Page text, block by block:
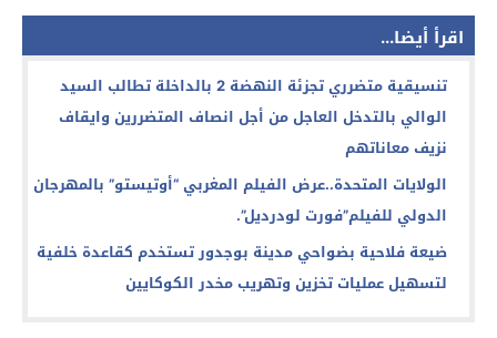
اقرأ أيضا...
تنسيقية متضرري تجزئة النهضة 2 بالداخلة تطالب السيد
الوالي بالتدخل العاجل من أجل انصاف المتضررين وايقاف
نزيف معاناتهم
الولايات المتحدة..عرض الفيلم المغربي “أوتيستو” بالمهرجان
الدولي للفيلم”فورت لودرديل”.
ضيعة فلاحية بضواحي مدينة بوجدور تستخدم كقاعدة خلفية
لتسهيل عمليات تخزين وتهريب مخدر الكوكايين